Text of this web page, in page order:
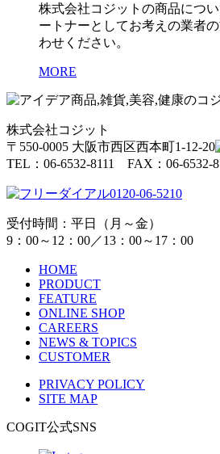
株式会社コジットの商品につ
ートナーとしてお考えの業者
わせください。
MORE
株式会社コジット
〒550-0005 大阪市西区西本町1-12-20
TEL：06-6532-8111 FAX：06-6532-
0120-06-5210
受付時間：平日（月～金）
9：00～12：00／13：00～17：00
HOME
PRODUCT
FEATURE
ONLINE SHOP
CAREERS
NEWS & TOPICS
CUSTOMER
PRIVACY POLICY
SITE MAP
COGIT公式SNS